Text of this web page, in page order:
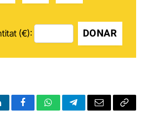
(€): DONAR
FacebookWhatsAppTelegramEmail Copy